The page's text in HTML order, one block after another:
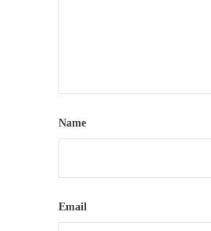
Name
Email